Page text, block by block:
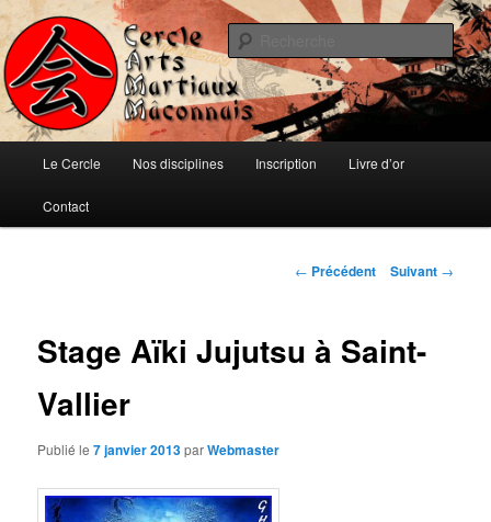
Aller
au
contenu
principalCercle d'Arts Martiaux Mâconnais
Ju-jitsu, Ninjutsu, Aïki-jujutsu, Auto-défense et Qi-Gong
principal
Le Cercle Nos disciplines Inscription Livre d’or
Contact
Navigation
← Précédent Suivant →
Stage Aïki Jujutsu à Saint-
Vallier
Publié le7 janvier 2013parWebmaster